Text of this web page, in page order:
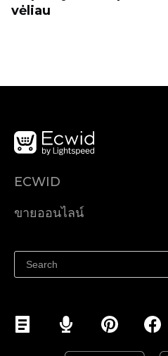
vėliau
ECWID
ราคา
ขายออนไลน์
ขายบนเฟสบุ๊ค